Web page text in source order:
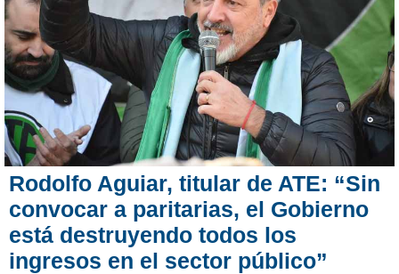
Rodolfo Aguiar, titular de ATE: “Sin
convocar a paritarias, el Gobierno
está destruyendo todos los
ingresos en el sector público”